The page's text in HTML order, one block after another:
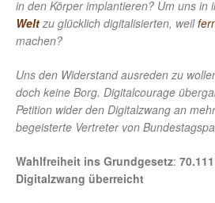
in den Körper implantieren? Um uns in
Welt zu glücklich digitalisierten, weil
machen?
Uns den Widerstand ausreden zu
doch keine Borg. Digitalcourage
Petition wider den Digitalzwang an
begeisterte Vertreter von
Wahlfreiheit ins Grundgesetz:
Digitalzwang überreicht